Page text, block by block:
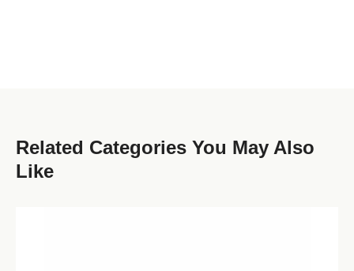
Related Categories You May Also
Like